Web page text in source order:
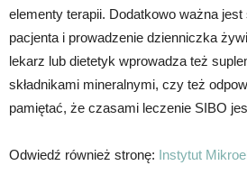
elementy terapii. Dodatkowo ważna
pacjenta i prowadzenie dzienniczka
lekarz lub dietetyk wprowadza też
składnikami mineralnymi, czy też
pamiętać, że czasami leczenie SIBO
Odwiedź również stronę: Instytut